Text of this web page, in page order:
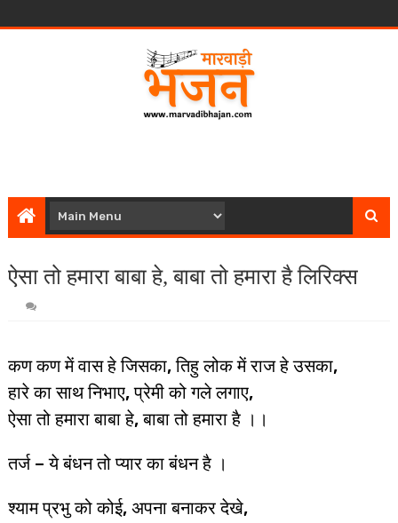
ऐसा तो हमारा बाबा हे, बाबा तो हमारा है लिरिक्स
कण कण में वास हे जिसका, तिहु लोक में राज हे उसका,
हारे का साथ निभाए, प्रेमी को गले लगाए,
ऐसा तो हमारा बाबा हे, बाबा तो हमारा है ।।
तर्ज – ये बंधन तो प्यार का बंधन है ।
श्याम प्रभु को कोई, अपना बनाकर देखे,